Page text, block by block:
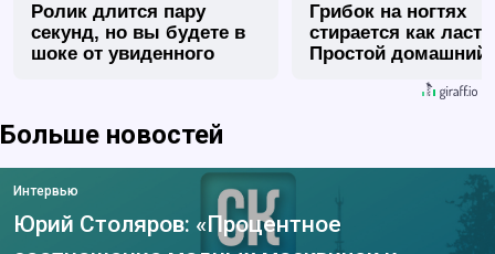
Ролик длится пару
секунд, но вы будете в
шоке от увиденного
Грибок на ногтях
стирается как
Простой домашний
Больше новостей
Интервью
Юрий Столяров: «Процентное